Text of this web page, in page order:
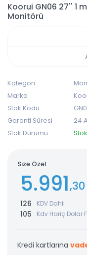
Koorui GN06 27'' 1
Monitörü
Kategori
Marka
Stok Kodu
Garanti Süresi
24
Stok Durumu
Size Özel
5.991,30
126 KDV Dahil
105 Kdv Hariç Dolar
Kredi kartlarına